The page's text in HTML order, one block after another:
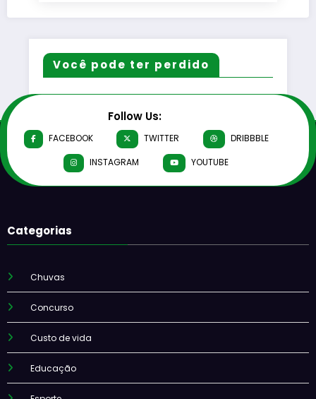
Você pode ter perdido
Follow Us:
FACEBOOK TWITTER
DRIBBBLE
INSTAGRAM
YOUTUBE
Categorias
Chuvas
Concurso
Custo de vida
Educação